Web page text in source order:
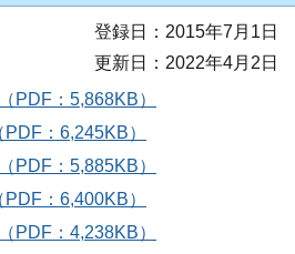
登録日：2015年7月1日
更新日：2022年4月2日
PDF：5,868KB）
：6,245KB）
PDF：5,885KB）
：6,400KB）
PDF：4,238KB）